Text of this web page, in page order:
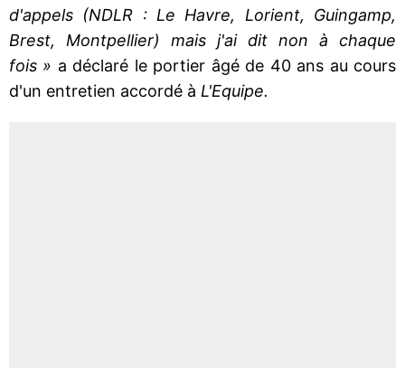
d'appels (NDLR : Le Havre, Lorient, Guingamp,
Brest, Montpellier) mais j'ai dit non à chaque
fois » a déclaré le portier âgé de 40 ans au cours
d'un entretien accordé à L'Equipe.